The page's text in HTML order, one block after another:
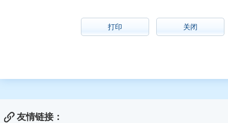
打印 关闭
友情链接：